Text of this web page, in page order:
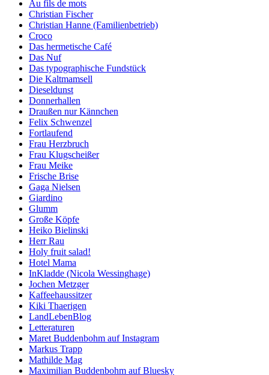
Au fils de mots
Christian Fischer
Christian Hanne (Familienbetrieb)
Croco
Das hermetische Café
Das Nuf
Das typographische Fundstück
Die Kaltmamsell
Dieseldunst
Donnerhallen
Draußen nur Kännchen
Felix Schwenzel
Fortlaufend
Frau Herzbruch
Frau Klugscheißer
Frau Meike
Frische Brise
Gaga Nielsen
Giardino
Glumm
Große Köpfe
Heiko Bielinski
Herr Rau
Holy fruit salad!
Hotel Mama
InKladde (Nicola Wessinghage)
Jochen Metzger
Kaffeehaussitzer
Kiki Thaerigen
LandLebenBlog
Letteraturen
Maret Buddenbohm auf Instagram
Markus Trapp
Mathilde Mag
Maximilian Buddenbohm auf Bluesky